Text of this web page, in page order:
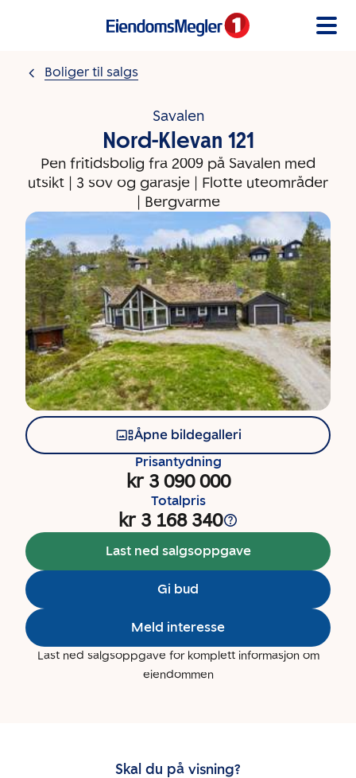
Boliger til salgs
Savalen
Nord-Klevan 121
Pen fritidsbolig fra 2009 på Savalen med
utsikt | 3 sov og garasje | Flotte uteområder
| Bergvarme
Åpne bildegalleri
Prisantydning
kr 3 090 000
Totalpris
kr 3 168 340
Last ned salgsoppgave
Gi bud
Meld interesse
Last ned salgsoppgave for komplett informasjon om
eiendommen
Skal du på visning?